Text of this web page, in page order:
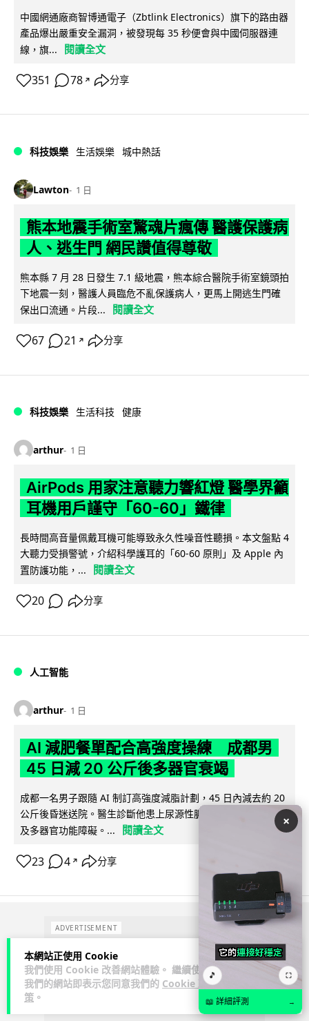
本網站正使用 Cookie
我們使用 Cookie 改善網站體驗。 繼續使用
我們的網站即表示您同意我們的 Cookie 政
策 。
中國網通廠商智博通電子（Zbtlink Electronics）旗下的路由器
產品爆出嚴重安全漏洞，被發現每 35 秒便會與中國伺服器連
線，旗...
閱讀全文
351 78 ↗ 分享
科技娛樂 生活娛樂 城中熱話
Lawton 1 日
熊本地震手術室驚魂片瘋傳 醫護保護病
人、逃生門 網民讚值得尊敬
熊本縣 7 月 28 日發生 7.1 級地震，熊本綜合醫院手術室鏡頭拍
下地震一刻，醫護人員臨危不亂保護病人，更馬上開逃生門確
保出口流通。片段...
閱讀全文
67 21 ↗ 分享
科技娛樂 生活科技 健康
arthur 1 日
AirPods 用家注意聽力響紅燈 醫學界籲
耳機用戶謹守「60-60」鐵律
長時間高音量佩戴耳機可能導致永久性噪音性聽損。本文盤點 4
大聽力受損警號，介紹科學護耳的「60-60 原則」及 Apple 內
置防護功能，...
閱讀全文
20 分享
人工智能
arthur 1 日
AI 減肥餐單配合高強度操練 成都男
45 日減 20 公斤後多器官衰竭
成都一名男子跟隨 AI 制訂高強度減脂計劃，45 日內減去約 20
公斤後昏迷送院。醫生診斷他患上尿源性膿毒症、膿毒性休克
及多器官功能障礙。...
閱讀全文
23 4 ↗ 分享
ADVERTISEMENT
×
🎵 ⛶
📖 詳細評測 →